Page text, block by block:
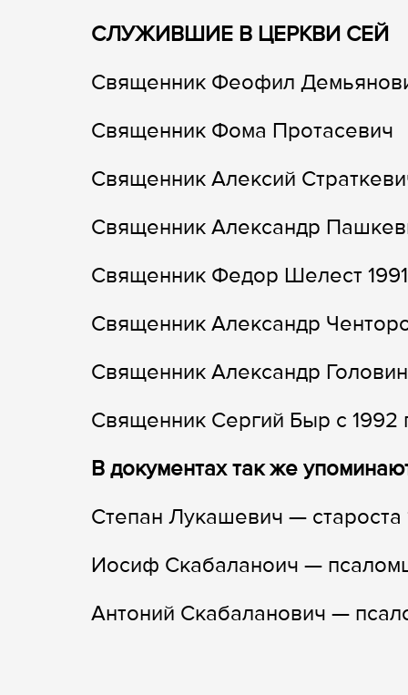
СЛУЖИВШИЕ В ЦЕРКВИ СЕЙ
Священник Феофил
Священник Фома Протасевич
Священник Алексий
Священник Александр
Священник Федор Шелест 1991
Священник Александр
Священник Александр Головин
Священник Сергий Быр с 1992
В документах так же
Степан Лукашевич — староста
Иосиф Скабаланоич —
Антоний Скабаланович —